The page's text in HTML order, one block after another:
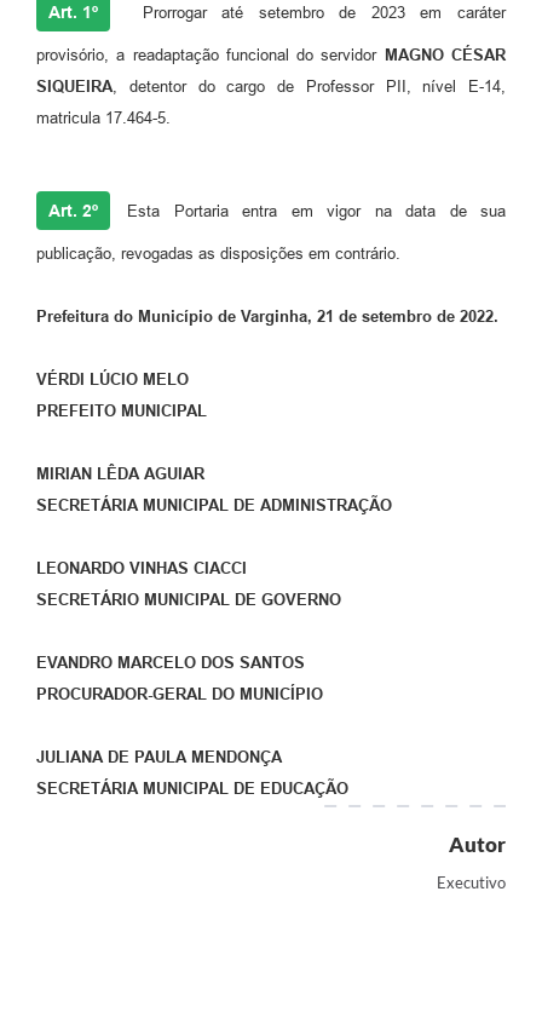
Art. 1º Prorrogar até setembro de 2023 em caráter
provisório, a readaptação funcional do servidor MAGNO CÉSAR
SIQUEIRA , detentor do cargo de Professor PII, nível E-14,
matricula 17.464-5.
Art. 2º Esta Portaria entra em vigor na data de sua
publicação, revogadas as disposições em contrário.
Prefeitura do Município de Varginha, 21 de setembro de 2022.
VÉRDI LÚCIO MELO
PREFEITO MUNICIPAL
MIRIAN LÊDA AGUIAR
SECRETÁRIA MUNICIPAL DE ADMINISTRAÇÃO
LEONARDO VINHAS CIACCI
SECRETÁRIO MUNICIPAL DE GOVERNO
EVANDRO MARCELO DOS SANTOS
PROCURADOR-GERAL DO MUNICÍPIO
JULIANA DE PAULA MENDONÇA
SECRETÁRIA MUNICIPAL DE EDUCAÇÃO
Autor
Executivo